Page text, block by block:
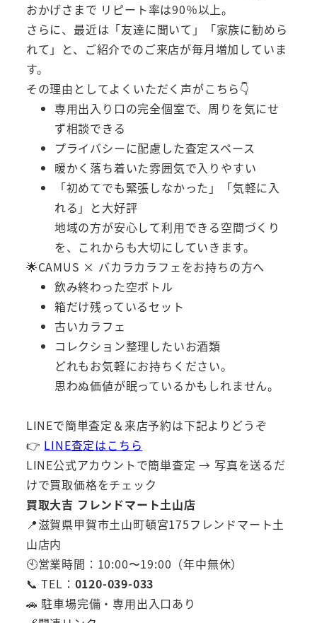
おかげさまで リピート率は90％以上。
さらに、最近は「友達に聞いて」「家族に勧めら
れて」と、ご紹介でのご来店が毎月増加していま
す。
その理由としてよくいただく声がこちら👇
専用出入り口の完全個室で、周りを気にせ
ず相談できる
プライバシーに配慮した査定スペース
暖かく落ち着いた雰囲気で入りやすい
「初めてでも緊張しなかった」「気軽に入
れる」と大好評
地域の方が安心して利用できる空間づくり
を、これからも大切にしていきます。
🌟CAMUS × バカラカラフェをお持ちの方へ
飲み終わった空ボトル
箱だけ残っているセット
古いカラフェ
コレクション整理したいお酒類
どれもお気軽にお持ちください。
思わぬ価値が眠っているかもしれません。
LINEで簡単査定＆来店予約は下記よりどうぞ
👉 LINE査定はこちら
LINE公式アカウントで簡単査定 → 写真を送るだ
けで買取価格をチェック
買取大吉 フレンドマート土山店
📍滋賀県甲賀市土山町頓宮175フレンドマート土
山店内
🕙営業時間：10:00〜19:00（年中無休）
📞 TEL： 0120-039-033
🚗 駐車場完備・専用出入口あり